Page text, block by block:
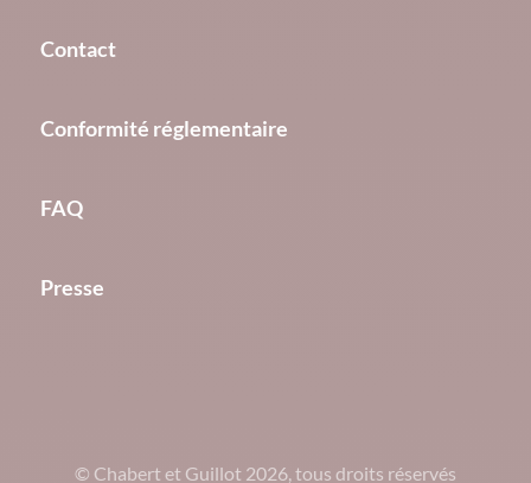
Contact
Conformité réglementaire
FAQ
Presse
© Chabert et Guillot 2026, tous droits réservés